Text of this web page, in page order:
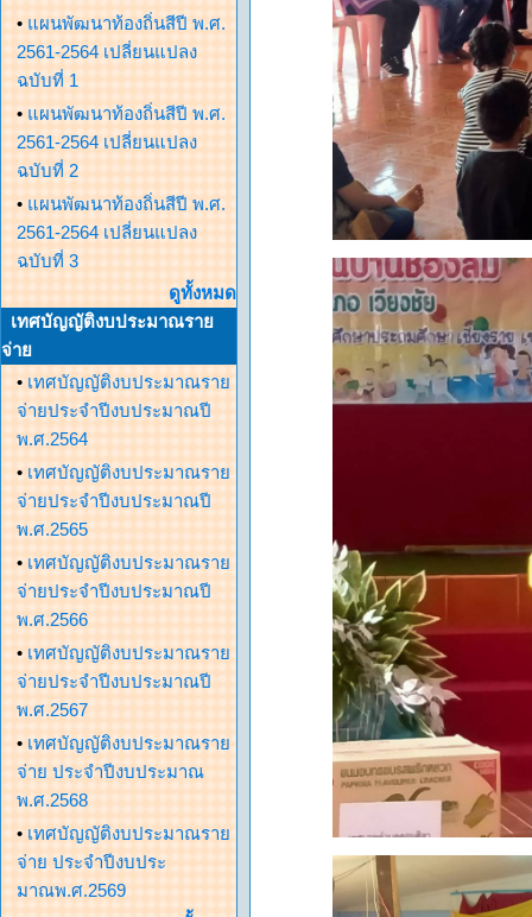
• แผนพัฒนาท้องถิ่นสีปี พ.ศ.
2561-2564 เปลี่ยนแปลง
ฉบับที่ 1
• แผนพัฒนาท้องถิ่นสีปี พ.ศ.
2561-2564 เปลี่ยนแปลง
ฉบับที่ 2
• แผนพัฒนาท้องถิ่นสีปี พ.ศ.
2561-2564 เปลี่ยนแปลง
ฉบับที่ 3
ดูทั้งหมด
เทศบัญญัติงบประมาณราย
จ่าย
• เทศบัญญัติงบประมาณราย
จ่ายประจำปีงบประมาณปี
พ.ศ.2564
• เทศบัญญัติงบประมาณราย
จ่ายประจำปีงบประมาณปี
พ.ศ.2565
• เทศบัญญัติงบประมาณราย
จ่ายประจำปีงบประมาณปี
พ.ศ.2566
• เทศบัญญัติงบประมาณราย
จ่ายประจำปีงบประมาณปี
พ.ศ.2567
• เทศบัญญัติงบประมาณราย
จ่าย ประจำปีงบประมาณ
พ.ศ.2568
• เทศบัญญัติงบประมาณราย
จ่าย ประจำปีงบประ
มาณพ.ศ.2569